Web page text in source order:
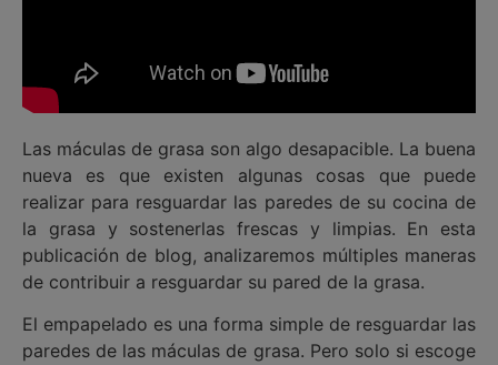
Las máculas de grasa son algo desapacible. La buena
nueva es que existen algunas cosas que puede
realizar para resguardar las paredes de su cocina de
la grasa y sostenerlas frescas y limpias. En esta
publicación de blog, analizaremos múltiples maneras
de contribuir a resguardar su pared de la grasa.
El empapelado es una forma simple de resguardar las
paredes de las máculas de grasa. Pero solo si escoge